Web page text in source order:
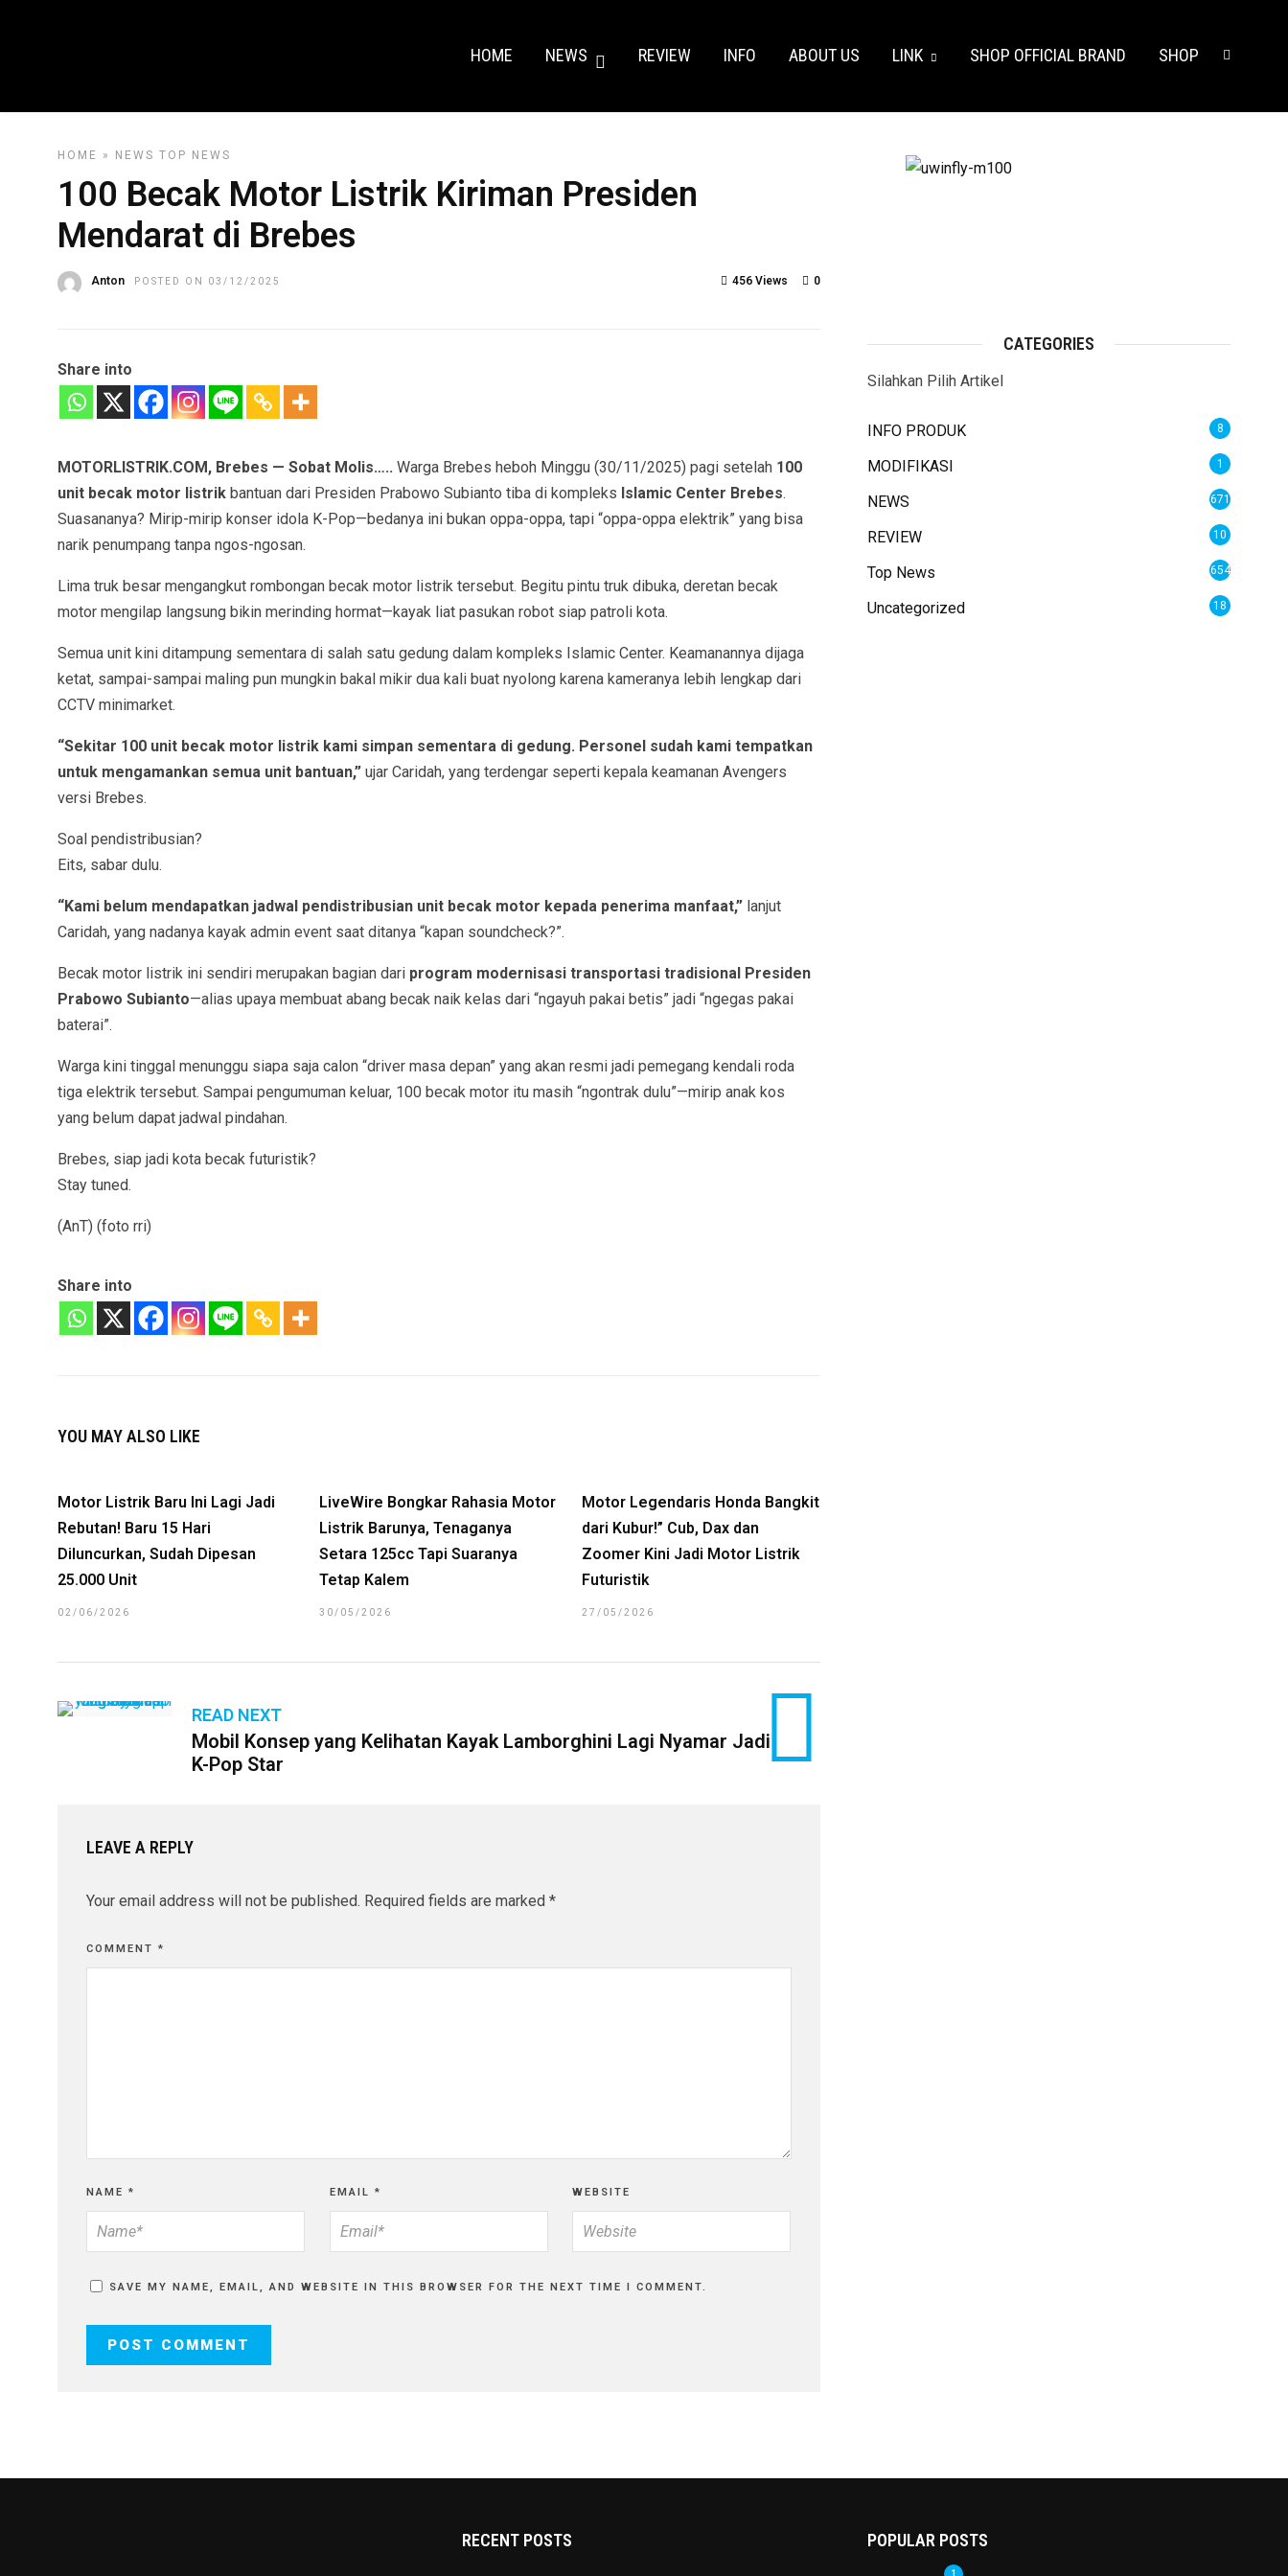
HOME NEWS REVIEW INFO ABOUT US LINK SHOP OFFICIAL BRAND SHOP
HOME » NEWS TOP NEWS
100 Becak Motor Listrik Kiriman Presiden
Mendarat di Brebes
Anton POSTED ON 03/12/2025 0
456 Views
Share into
MOTORLISTRIK.COM, Brebes — Sobat Molis….. Warga Brebes heboh Minggu (30/11/2025) pagi setelah 100
unit becak motor listrik bantuan dari Presiden Prabowo Subianto tiba di kompleks Islamic Center Brebes.
Suasananya? Mirip-mirip konser idola K-Pop—bedanya ini bukan oppa-oppa, tapi “oppa-oppa elektrik” yang bisa
narik penumpang tanpa ngos-ngosan.
Lima truk besar mengangkut rombongan becak motor listrik tersebut. Begitu pintu truk dibuka, deretan becak
motor mengilap langsung bikin merinding hormat—kayak liat pasukan robot siap patroli kota.
Semua unit kini ditampung sementara di salah satu gedung dalam kompleks Islamic Center. Keamanannya dijaga
ketat, sampai-sampai maling pun mungkin bakal mikir dua kali buat nyolong karena kameranya lebih lengkap dari
CCTV minimarket.
“Sekitar 100 unit becak motor listrik kami simpan sementara di gedung. Personel sudah kami tempatkan
untuk mengamankan semua unit bantuan,” ujar Caridah, yang terdengar seperti kepala keamanan Avengers
versi Brebes.
Soal pendistribusian?
Eits, sabar dulu.
“Kami belum mendapatkan jadwal pendistribusian unit becak motor kepada penerima manfaat,” lanjut
Caridah, yang nadanya kayak admin event saat ditanya “kapan soundcheck?”.
Becak motor listrik ini sendiri merupakan bagian dari program modernisasi transportasi tradisional Presiden
Prabowo Subianto—alias upaya membuat abang becak naik kelas dari “ngayuh pakai betis” jadi “ngegas pakai
baterai”.
Warga kini tinggal menunggu siapa saja calon “driver masa depan” yang akan resmi jadi pemegang kendali roda
tiga elektrik tersebut. Sampai pengumuman keluar, 100 becak motor itu masih “ngontrak dulu”—mirip anak kos
yang belum dapat jadwal pindahan.
Brebes, siap jadi kota becak futuristik?
Stay tuned.
(AnT) (foto rri)
Share into
YOU MAY ALSO LIKE
Motor Listrik Baru Ini Lagi Jadi
Rebutan! Baru 15 Hari
Diluncurkan, Sudah Dipesan
25.000 Unit
02/06/2026
LiveWire Bongkar Rahasia Motor
Listrik Barunya, Tenaganya
Setara 125cc Tapi Suaranya
Tetap Kalem
30/05/2026
Motor Legendaris Honda Bangkit
dari Kubur!” Cub, Dax dan
Zoomer Kini Jadi Motor Listrik
Futuristik
27/05/2026
READ NEXT
Mobil Konsep yang Kelihatan Kayak Lamborghini Lagi Nyamar Jadi
K-Pop Star
LEAVE A REPLY
Your email address will not be published. Required fields are marked *
COMMENT *
NAME * EMAIL * WEBSITE
SAVE MY NAME, EMAIL, AND WEBSITE IN THIS BROWSER FOR THE NEXT TIME I COMMENT.
CATEGORIES
Silahkan Pilih Artikel
INFO PRODUK 8
MODIFIKASI 1
NEWS 671
REVIEW 10
Top News 654
Uncategorized 18
RECENT POSTS POPULAR POSTS
1